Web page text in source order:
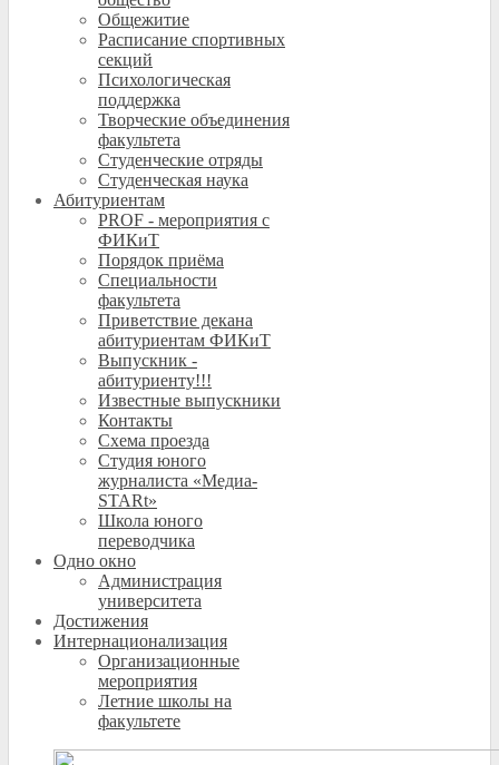
Общежитие
Расписание спортивных
секций
Психологическая
поддержка
Творческие объединения
факультета
Студенческие отряды
Студенческая наука
Абитуриентам
PROF - мероприятия с
ФИКиТ
Порядок приёма
Специальности
факультета
Приветствие декана
абитуриентам ФИКиТ
Выпускник -
абитуриенту!!!
Известные выпускники
Контакты
Схема проезда
Студия юного
журналиста «Медиа-
STARt»
Школа юного
переводчика
Одно окно
Администрация
университета
Достижения
Интернационализация
Организационные
мероприятия
Летние школы на
факультете